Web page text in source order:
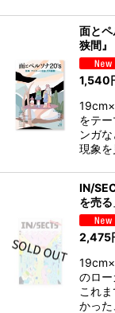
面と
狭間』
1,540
をテ
ンガ
現象
IN/
を売る
2,475
のロ
これ
かっ